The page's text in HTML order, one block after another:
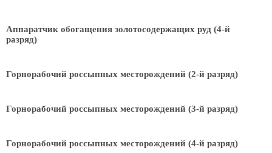
Аппаратчик обогащения золотосодержащих руд (4-й
разряд)
Горнорабочий россыпных месторождений (2-й разряд)
Горнорабочий россыпных месторождений (3-й разряд)
Горнорабочий россыпных месторождений (4-й разряд)